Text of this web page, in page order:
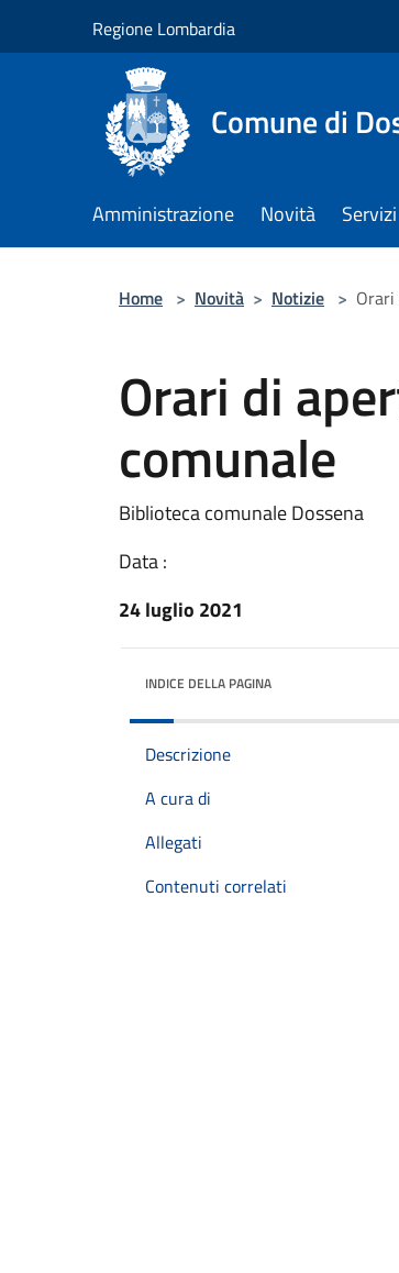
Regione Lombardia
Comune di
Amministrazione Novità Servizi
Home > Novità > Notizie >
Orari di
comunale
Biblioteca comunale Dossena
Data :
24 luglio 2021
INDICE DELLA PAGINA
Descrizione
A cura di
Allegati
Contenuti correlati